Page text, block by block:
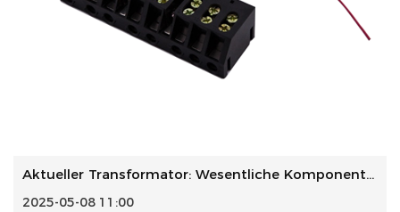
Aktueller Transformator: Wesentliche Komponenten für Energ...
2025-05-08 11:00